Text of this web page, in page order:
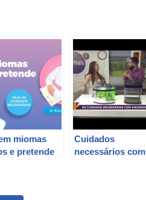
miomas
e pretende
Cuidados
necessários com